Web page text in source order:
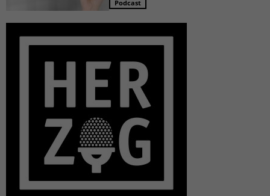
Podcast